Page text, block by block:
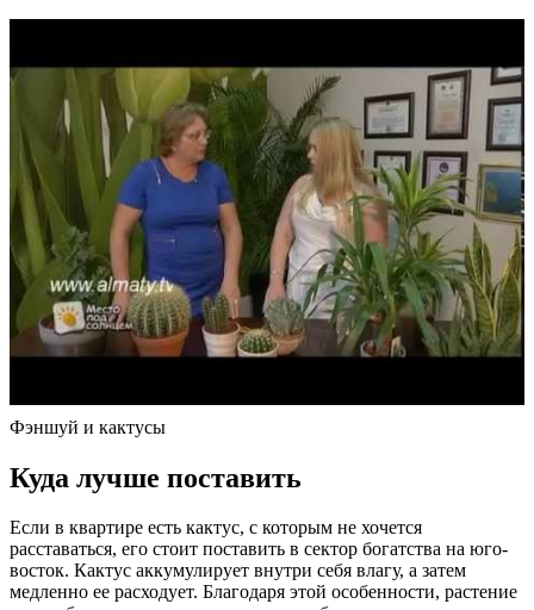
Фэншуй и кактусы
Куда лучше поставить
Если в квартире есть кактус, с которым не хочется
расставаться, его стоит поставить в сектор богатства на юго-
восток. Кактус аккумулирует внутри себя влагу, а затем
медленно ее расходует. Благодаря этой особенности, растение